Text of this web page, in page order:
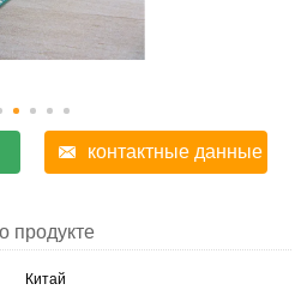
контактные данные
продукте
Китай